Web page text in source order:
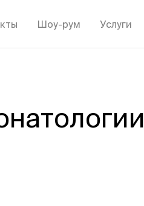
Шоу-рум Услуги